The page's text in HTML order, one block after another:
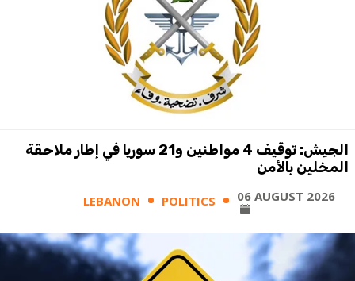
الجيش: توقيف 4 مواطنين و21 سوريا في إطار ملاحقة
المخلين بالأمن
LEBANON POLITICS 06 AUGUST 2026